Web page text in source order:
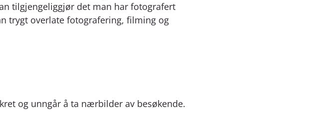
tilgjengeliggjør det man har fotografert
trygt overlate fotografering, filming og
og unngår å ta nærbilder av besøkende.